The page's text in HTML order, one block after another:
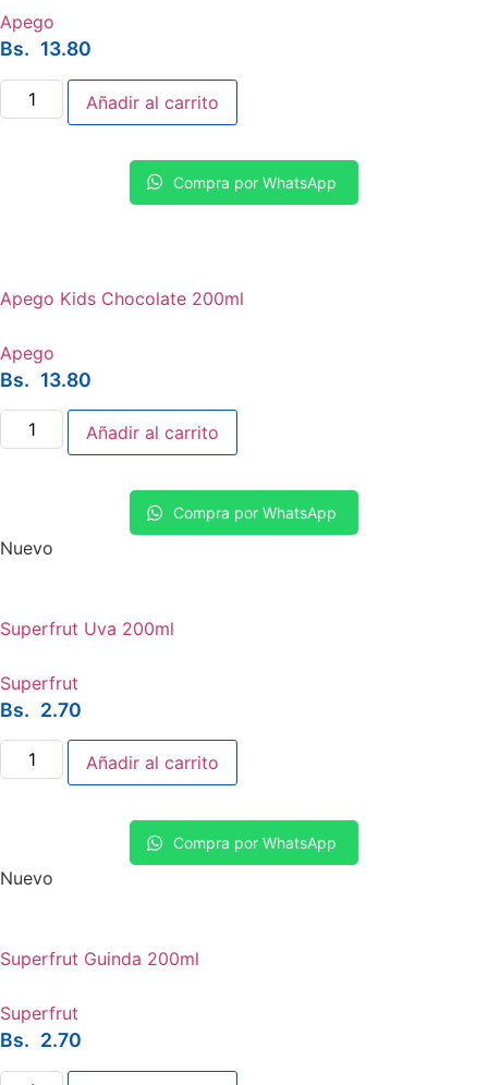
Apego
Bs. 13.80
Apego
Kids
Chocolate
Añadir al carrito
Compra por WhatsApp
Apego Kids Chocolate 200ml
Apego
Bs. 13.80
Apego
Kids
Chocolate
Añadir al carrito
Compra por WhatsApp
Nuevo
Superfrut Uva 200ml
Superfrut
Bs. 2.70
Superfrut
Uva
200ml
Añadir al carrito
Compra por WhatsApp
Nuevo
Superfrut Guinda 200ml
Superfrut
Bs. 2.70
Superfrut